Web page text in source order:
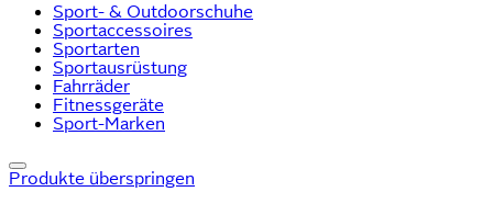
Sport- & Outdoorschuhe
Sportaccessoires
Sportarten
Sportausrüstung
Fahrräder
Fitnessgeräte
Sport-Marken
Produkte überspringen